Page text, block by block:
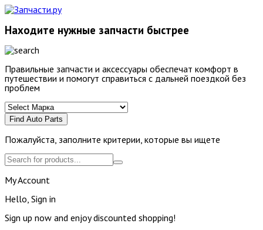
Находите нужные запчасти быстрее
Правильные запчасти и аксессуары обеспечат комфорт в
путешествии и помогут справиться с дальней поездкой без
проблем
Find Auto Parts
Пожалуйста, заполните критерии, которые вы ищете
My Account
Hello, Sign in
Sign up now and enjoy discounted shopping!